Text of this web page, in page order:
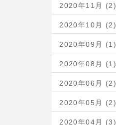
2020年11月 (2)
2020年10月 (2)
2020年09月 (1)
2020年08月 (1)
2020年06月 (2)
2020年05月 (2)
2020年04月 (3)